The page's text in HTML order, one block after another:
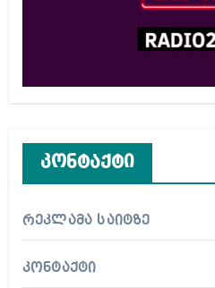
კონტაქტი
რეკლამა საიტზე
კონტაქტი